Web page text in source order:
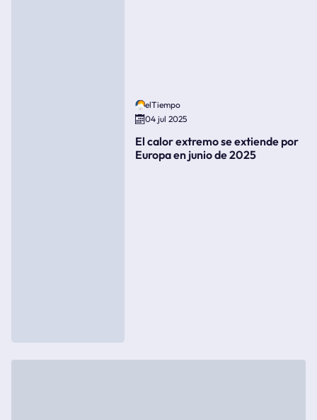
elTiempo
04 jul 2025
El calor extremo se extiende por
Europa en junio de 2025